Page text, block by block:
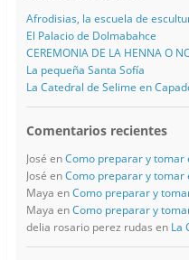
Afrodisias, la escuela de
El Palacio de Dolmabahce
CEREMONIA DE LA HENNA O
La pequeña Santa Sofía
La Catedral de Selime en
Comentarios recientes
José enComo preparar y tomar
José enComo preparar y tomar
Maya enComo preparar y
Maya enComo preparar y
delia rosario perez rudas en La